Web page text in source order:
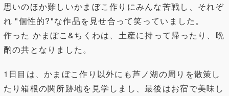
思いのほか難しいかまぼこ作りにみんな苦戦し、それぞ
れ "個性的?"な作品を見せ合って笑っていました。
作った かまぼこ&ちくわは、土産に持って帰ったり、晩
酌の共となりました。
1日目は、かまぼこ作り以外にも芦ノ湖の周りを散策し
たり箱根の関所跡地を見学しまし、最後はお宿で美味し